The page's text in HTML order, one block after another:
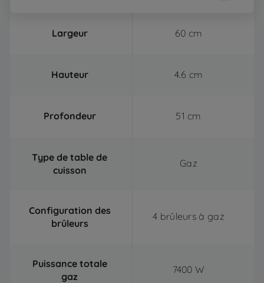
Largeur 60 cm
Hauteur 4.6 cm
Profondeur 51 cm
Type de table de
cuisson
Gaz
Configuration des
brûleurs
4 brûleurs à gaz
Puissance totale
gaz
7400 W